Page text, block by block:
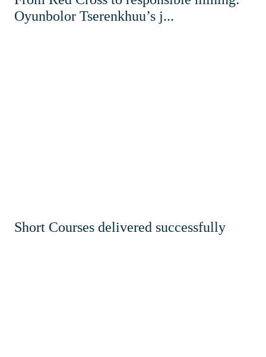
Oyunbolor Tserenkhuu’s j...
Short Courses delivered successfully